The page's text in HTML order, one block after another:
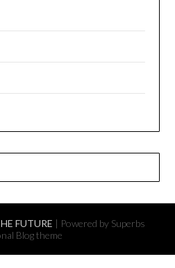
FUTURE | Powered by Superbs
Blog theme